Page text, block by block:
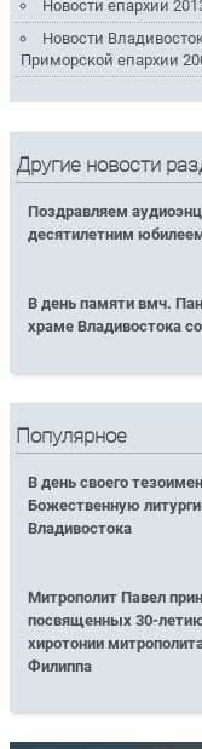
Новости епархии
Новости
Приморской епархии
Другие новости
Поздравляем
десятилетним
В день памяти вмч.
храме Владивостока
Популярное
В день своего
Божественную
Владивостока
Митрополит Павел
посвященных 30-
хиротонии
Филиппа